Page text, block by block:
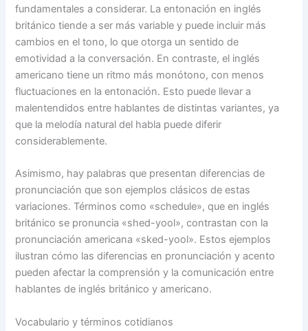
fundamentales a considerar. La entonación en inglés
británico tiende a ser más variable y puede incluir más
cambios en el tono, lo que otorga un sentido de
emotividad a la conversación. En contraste, el inglés
americano tiene un ritmo más monótono, con menos
fluctuaciones en la entonación. Esto puede llevar a
malentendidos entre hablantes de distintas variantes, ya
que la melodía natural del habla puede diferir
considerablemente.
Asimismo, hay palabras que presentan diferencias de
pronunciación que son ejemplos clásicos de estas
variaciones. Términos como «schedule», que en inglés
británico se pronuncia «shed-yool», contrastan con la
pronunciación americana «sked-yool». Estos ejemplos
ilustran cómo las diferencias en pronunciación y acento
pueden afectar la comprensión y la comunicación entre
hablantes de inglés británico y americano.
Vocabulario y términos cotidianos